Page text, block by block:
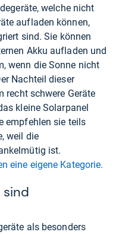
welche nicht
aufladen können,
sind. Sie können
Akku aufladen und
wenn die Sonne nicht
Nachteil dieser
recht schwere Geräte
kleine Solarpanel
empfehlen sie teils
weil die
ist.
eine eigene Kategorie.
als besonders